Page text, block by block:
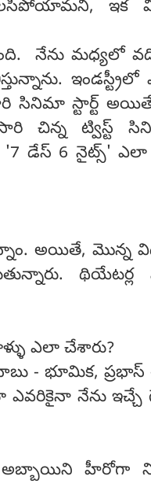
ఇక
నేను మధ్యలో
ఇండస్ట్రీలో
సినిమా స్టార్ట్
చిన్న ట్విస్ట్
'7 డేస్ 6 నైట్స్'
అయితే, మొన్న
థియేటర్ల
ఎలా చేశారు?
- భూమిక, ప్రభాస్ -
నేను ఇచ్చే
అబ్బాయిని హీరోగా